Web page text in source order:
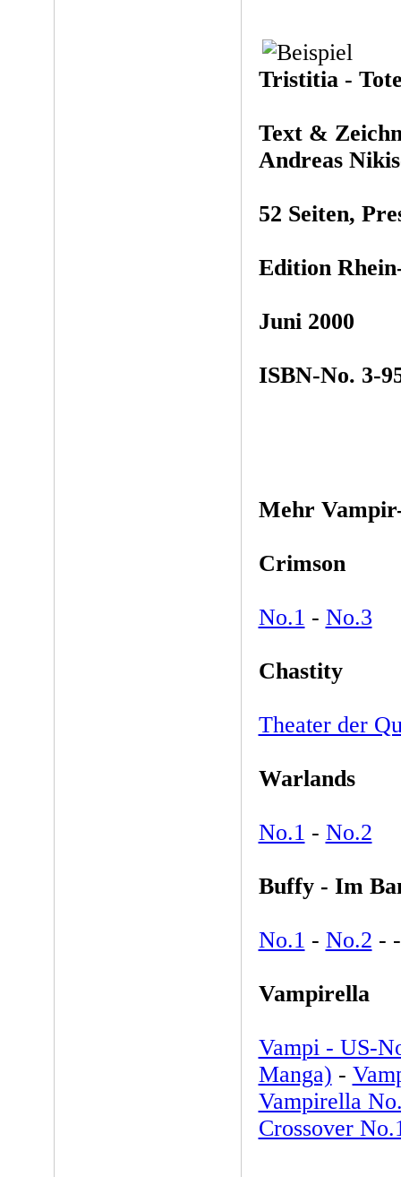
Tristitia -
Text &
Andreas
52 Seiten,
Edition
Juni 2000
ISBN-No. 3-
Mehr
Crimson
No.1 - No.3
Chastity
Theater der
Warlands
No.1 - No.2
Buffy - Im
No.1 - No.2 -
Vampirella
Vampi - US-
Manga) -
Vampirella
Crossover